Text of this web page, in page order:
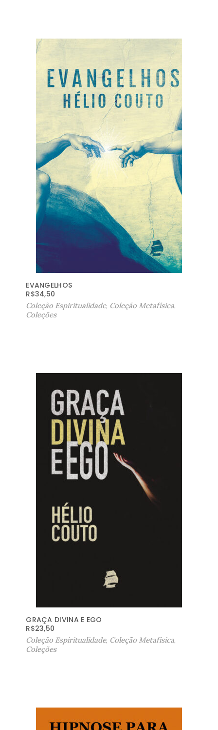
EVANGELHOS
R$34,50
Coleção Espiritualidade, Coleção Metafísica,
Coleções
GRAÇA DIVINA E EGO
R$23,50
Coleção Espiritualidade, Coleção Metafísica,
Coleções